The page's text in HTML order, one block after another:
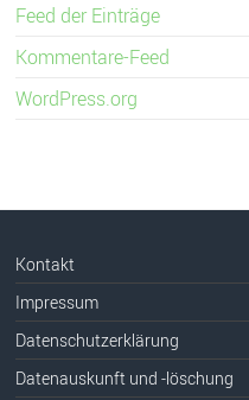
Feed der Einträge
Kommentare-Feed
WordPress.org
Kontakt
Impressum
Datenschutzerklärung
Datenauskunft und -löschung